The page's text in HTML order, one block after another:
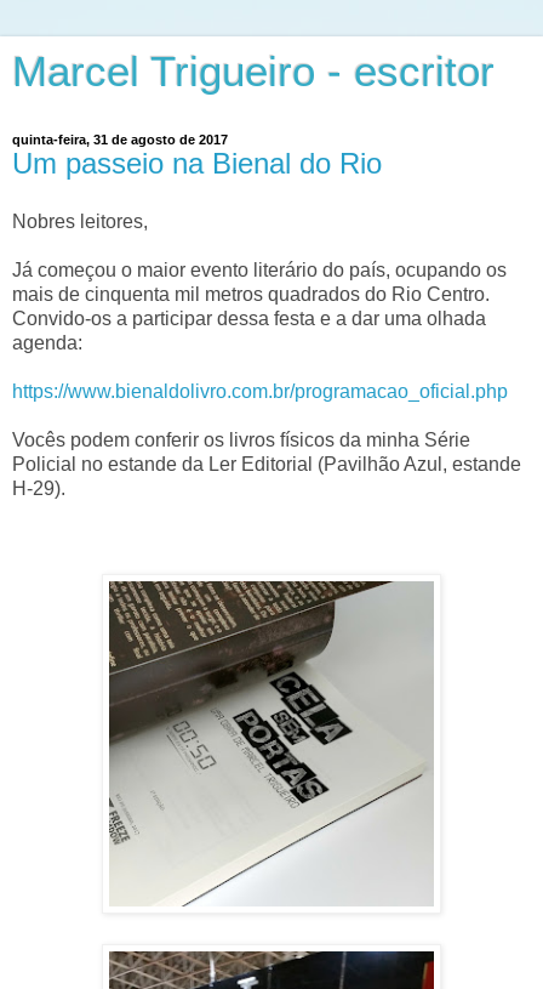
Marcel Trigueiro - escritor
quinta-feira, 31 de agosto de 2017
Um passeio na Bienal do Rio
Nobres leitores,
Já começou o maior evento literário do país, ocupando os
mais de cinquenta mil metros quadrados do Rio Centro.
Convido-os a participar dessa festa e a dar uma olhada
agenda:
https://www.bienaldolivro.com.br/programacao_oficial.php
Vocês podem conferir os livros físicos da minha Série
Policial no estande da Ler Editorial (Pavilhão Azul, estande
H-29).